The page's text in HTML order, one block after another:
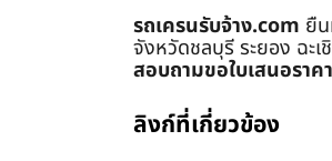
รถเครนรับจ้าง.com ยื
จังหวัดชลบุรี ระยอง ฉะเ
สอบถามขอใบเสนอรา
ลิงก์ที่เกี่ยวข้อง